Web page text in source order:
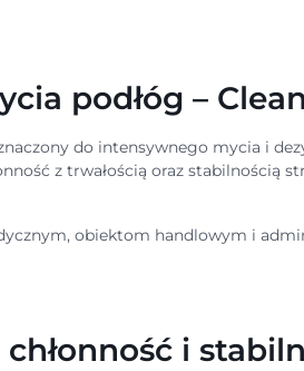
podłóg –
do intensywnego mycia i
z trwałością oraz stabilnością
obiektom handlowym i
i